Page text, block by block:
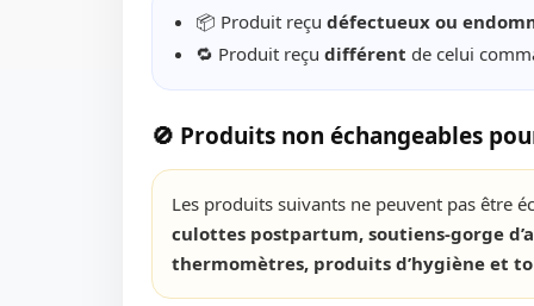
📦 Produit reçu défectueux ou
🔁 Produit reçu différent de celui
🚫 Produits non échangeables
Les produits suivants ne peuvent pas être
culottes postpartum, soutiens-gorge
thermomètres, produits d’hygiène et